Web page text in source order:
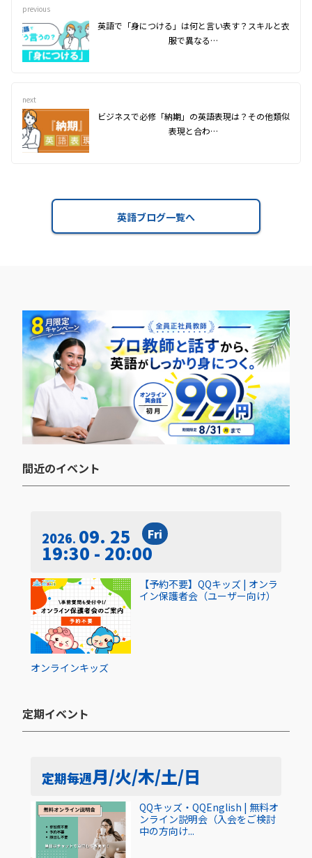
previous
英語で「身につける」は何と言い表す？スキルと衣
服で異なる…
next
ビジネスで必修「納期」の英語表現は？その他類似
表現と合わ…
英語ブログ一覧へ
間近のイベント​
2026 09. 25 Fri
19:30 - 20:00
オンラインキッズ
【予約不要】QQキッズ | オンラ
イン保護者会（ユーザー向け）
定期イベント​
定期毎週月/火/木/土/日
QQキッズ・QQEnglish | 無料オ
ンライン説明会（入会をご検討
中の方向け...